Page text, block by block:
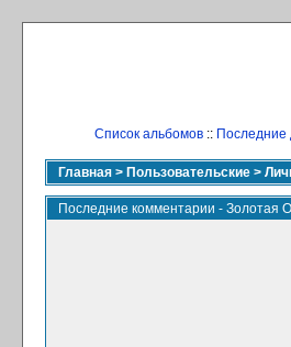
Список альбомов :: Последние
Главная > Пользовательские >
Последние комментарии - Золотая